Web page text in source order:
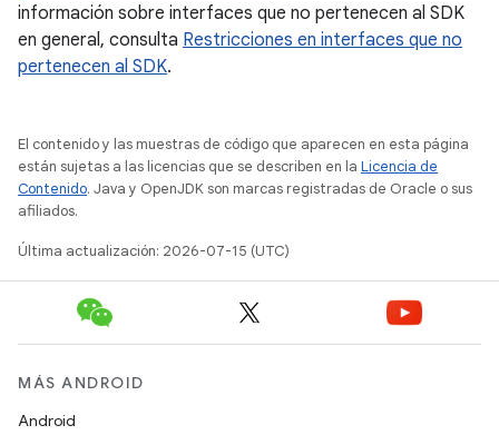
información sobre interfaces que no pertenecen al SDK
en general, consulta Restricciones en interfaces que no
pertenecen al SDK.
El contenido y las muestras de código que aparecen en esta página
están sujetas a las licencias que se describen en la Licencia de
Contenido. Java y OpenJDK son marcas registradas de Oracle o sus
afiliados.
Última actualización: 2026-07-15 (UTC)
MÁS ANDROID
Android